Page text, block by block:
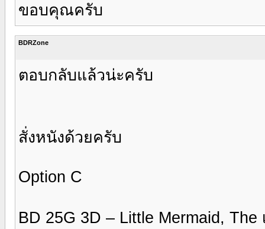
ขอบคุณครับ
BDRZone
ตอบกลับแล้วน่ะครับ
สั่งหนังด้วยครับ
Option C
BD 25G 3D – Little Mermaid,